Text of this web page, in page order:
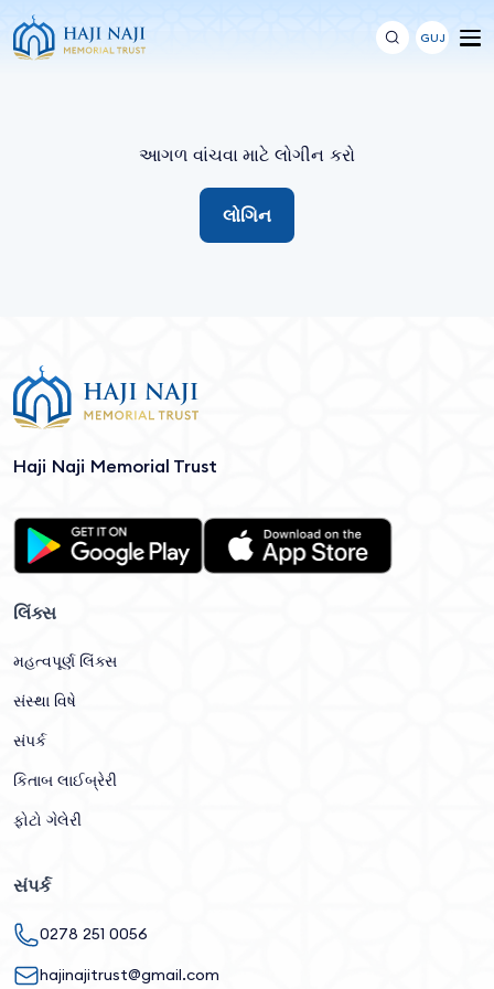
GUJ
આગળ વાંચવા માટે લોગીન કરો
લોગિન
Haji Naji Memorial Trust
લિંક્સ
મહત્વપૂર્ણ લિંક્સ
સંસ્થા વિષે
સંપર્ક
કિતાબ લાઈબ્રેરી
ફોટો ગેલેરી
સંપર્ક
0278 251 0056
hajinajitrust@gmail.com